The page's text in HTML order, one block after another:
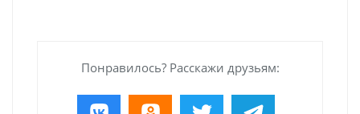
Понравилось? Расскажи друзьям: